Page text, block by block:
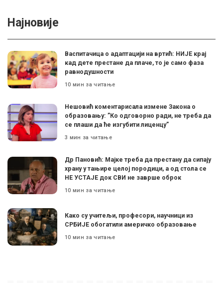
Најновије
Васпитачица о адаптацији на вртић: НИЈЕ крај
кад дете престане да плаче, то је само фаза
равнодушности
10 мин за читање
Нешовић коментарисала измене Закона о
образовању: ”Ко одговорно ради, не треба да
се плаши да ће изгубити лиценцу”
3 мин за читање
Др Пановић: Мајке треба да престану да сипају
храну у тањире целој породици, а од стола се
НЕ УСТАЈЕ док СВИ не заврше оброк
10 мин за читање
Како су учитељи, професори, научници из
СРБИЈЕ обогатили америчко образовање
10 мин за читање